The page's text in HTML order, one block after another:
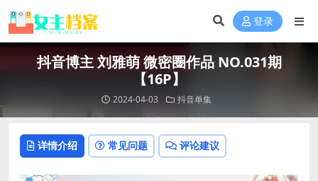
登录
抖音博主 刘雅萌 微密圈作品 NO.031期
【16P】
2024-04-03 抖音单集
详情介绍 常见问题 评论建议